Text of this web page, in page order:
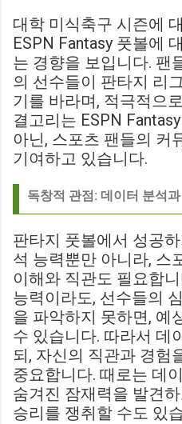
대학 미식축구 시즌에
ESPN Fantasy 풋볼에
는 경향을 보입니다. 팬
의 선수들이 판타지 리
기를 바라며, 적극적으
결고리는 ESPN
아닌, 스포츠 팬들의 커
기여하고 있습니다.
독창적 관점: 데이터 분석
판타지 풋볼에서 성공
석 능력뿐만 아니라, 스
이해와 직관도 필요합
능력이라도, 선수들의
을 파악하지 못하면, 예
수 있습니다. 따라서 데
되, 자신의 직관과 경험
중요합니다. 때로는 데
숨겨진 잠재력을 발견
승리를 쟁취할 수도 있